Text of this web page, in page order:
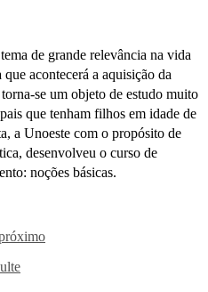
de grande relevância na vida
acontecerá a aquisição da
se um objeto de estudo muito
que tenham filhos em idade de
a Unoeste com o propósito de
desenvolveu o curso de
noções básicas.